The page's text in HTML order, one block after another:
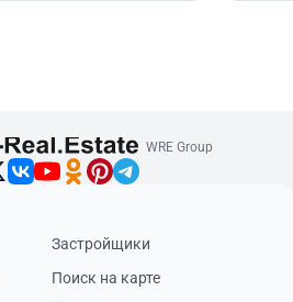
WRE Group
Застройщики
Поиск на карте